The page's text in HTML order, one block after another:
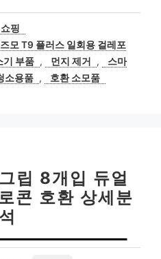
카쇼핑
모 T9 플러스 일회용 걸레포
기 부품 , 먼지 제거 ,
스마
소용품 , 호환 소모품
립 8개입 듀얼
콘 호환 상세분
석